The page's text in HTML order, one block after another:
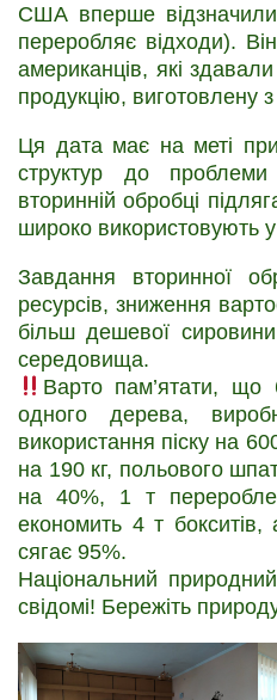
США вперше
переробляє відходи).
американців, які
продукцію, виготовлену
Ця дата має на меті
структур до проблеми
вторинній обробці
широко використовують у
Завдання вторинної
ресурсів, зниження
більш дешевої
середовища.
Варто пам’ятати, що
одного дерева,
використання піску на
на 190 кг, польового
на 40%, 1 т
економить 4 т бокситів,
сягає 95%.
Національний
свідомі! Бережіть